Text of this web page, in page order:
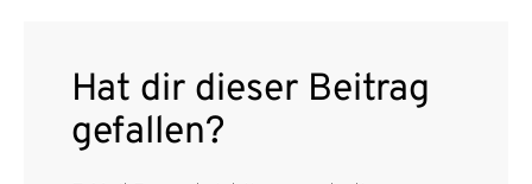
Hat dir dieser Beitrag
gefallen?